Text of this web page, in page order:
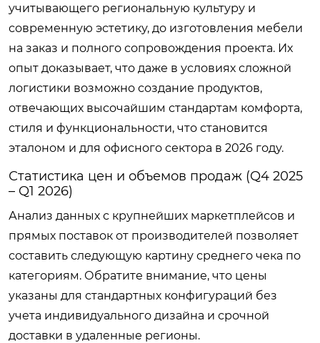
учитывающего региональную культуру и
современную эстетику, до изготовления мебели
на заказ и полного сопровождения проекта. Их
опыт доказывает, что даже в условиях сложной
логистики возможно создание продуктов,
отвечающих высочайшим стандартам комфорта,
стиля и функциональности, что становится
эталоном и для офисного сектора в 2026 году.
Статистика цен и объемов продаж (Q4 2025
– Q1 2026)
Анализ данных с крупнейших маркетплейсов и
прямых поставок от производителей позволяет
составить следующую картину среднего чека по
категориям. Обратите внимание, что цены
указаны для стандартных конфигураций без
учета индивидуального дизайна и срочной
доставки в удаленные регионы.